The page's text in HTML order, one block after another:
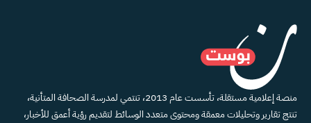
منصة إعلامية مستقلة، تأسست عام 2013، تنتمي لمدرسة الصحافة المتأنية،
تنتج تقارير وتحليلات معمقة ومحتوى متعدد الوسائط لتقديم رؤية أعمق للأخبار،